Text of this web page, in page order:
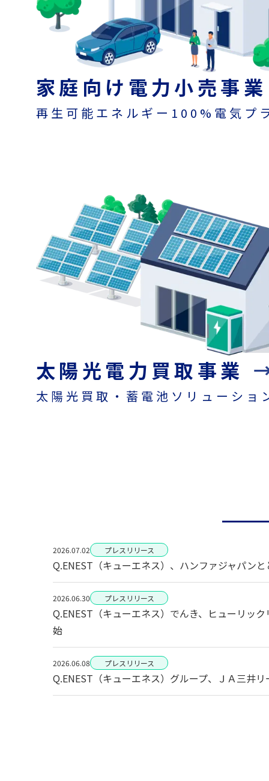
Revolutionizing Energy
2025年度省エネコ
家庭向け電力小売事業
再生可能エネルギー100%電気プ
太陽光電力買取事業
太陽光買取・蓄電池ソリューショ
2026.07.02 プレスリリース
Q.ENEST（キューエネス）、ハンファジャパン
2026.06.30 プレスリリース
Q.ENEST（キューエネス）でんき、ヒューリッ
始
2026.06.08 プレスリリース
Q.ENEST（キューエネス）グループ、ＪＡ三井